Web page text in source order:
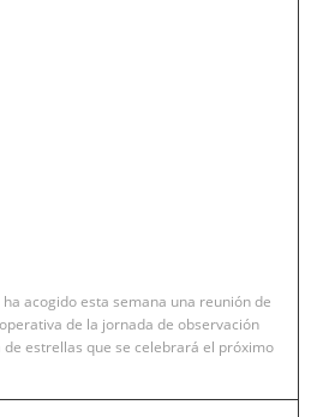
acogido esta semana una reunión de
de la jornada de observación
estrellas que se celebrará el próximo